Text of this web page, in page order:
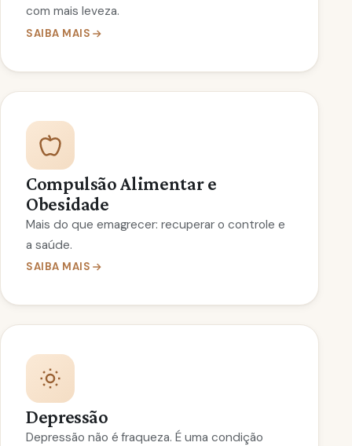
com mais leveza.
SAIBA MAIS
Compulsão Alimentar e
Obesidade
Mais do que emagrecer: recuperar o controle e
a saúde.
SAIBA MAIS
Depressão
Depressão não é fraqueza. É uma condição